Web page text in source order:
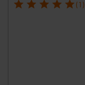
1 2 3 4 5 (1)